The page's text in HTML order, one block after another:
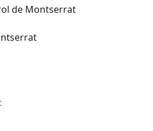
de Montserrat